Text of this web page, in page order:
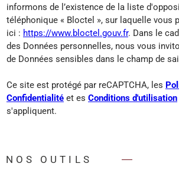
informons de l’existence de la liste
téléphonique « Bloctel », sur laquelle vous
ici : https://www.bloctel.gouv.fr. Dans le
des Données personnelles, nous vous
de Données sensibles dans le champ de
Ce site est protégé par reCAPTCHA, les
Confidentialité et es Conditions d'utilisation
s'appliquent.
NOS OUTILS